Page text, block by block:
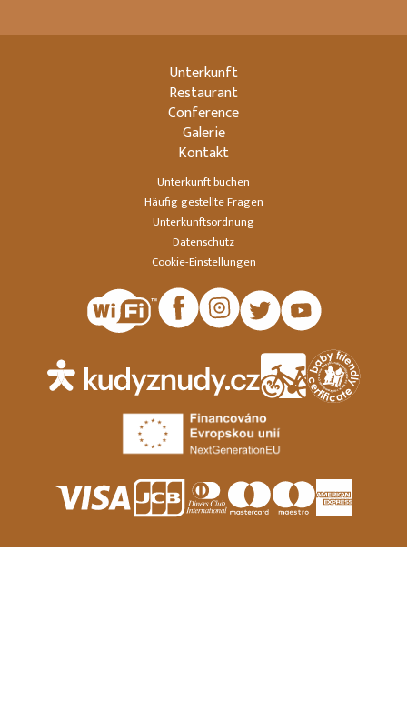
Unterkunft buchen
Häufig gestellte Fragen
Unterkunftsordnung
Datenschutz
Cookie-Einstellungen
Unterkunft
Restaurant
Conference
Galerie
Kontakt